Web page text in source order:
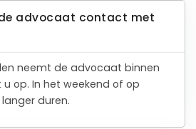
advocaat contact met
neemt de advocaat binnen
op. In het weekend of op
duren.